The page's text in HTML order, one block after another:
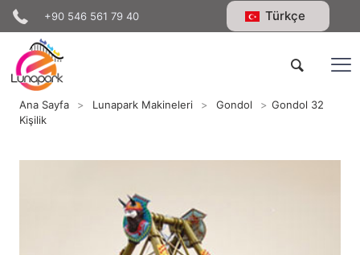
+90 546 561 79 40 Türkçe
Ana Sayfa > Lunapark Makineleri > Gondol > Gondol 32
Kişilik